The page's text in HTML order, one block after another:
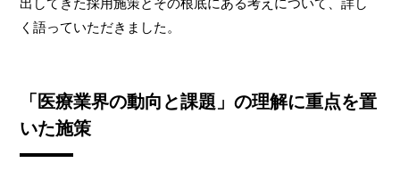
く語っていただきました。
「医療業界の動向と課題」の理解に重点を置
いた施策